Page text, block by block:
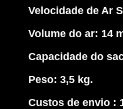
Velocidade de Ar
Volume do ar: 14
Capacidade do
Peso: 3,5 kg.
Custos de envio :